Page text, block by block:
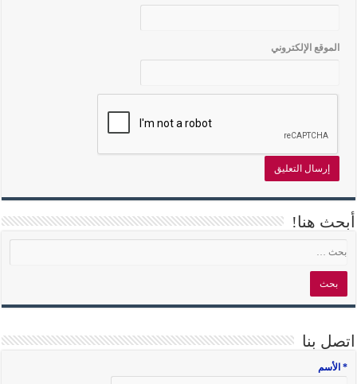
الموقع الإلكتروني
أبحث هنا!
اتصل بنا
* الأسم